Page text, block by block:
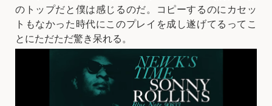
のトップだと僕は感じるのだ。コピーするのにカセッ
トもなかった時代にこのプレイを成し遂げてるってこ
とにただただ驚き呆れる。